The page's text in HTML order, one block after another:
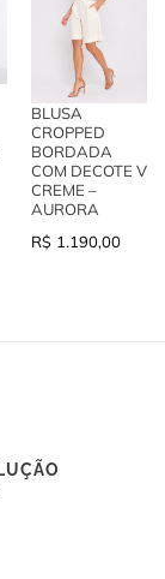
BLUSA
CROPPED
BORDADA
COM DECOTE V
CREME –
AURORA
R$ 1.190,00